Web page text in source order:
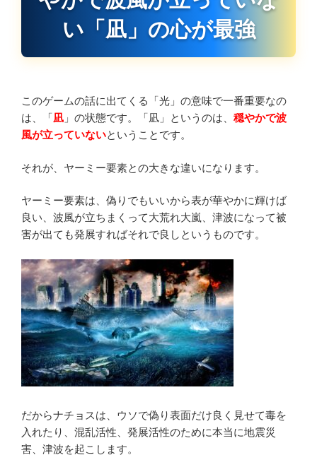
い「凪」の心が最強
このゲームの話に出てくる「光」の意味で一番重要なの
は、「凪 」の状態です。「凪」というのは、 穏やかで波
風が立っていないということです。
それが、ヤーミー要素との大きな違いになります。
ヤーミー要素は、偽りでもいいから表が華やかに輝けば
良い、波風が立ちまくって大荒れ大嵐、津波になって被
害が出ても発展すればそれで良しというものです。
だからナチョスは、ウソで偽り表面だけ良く見せて毒を
入れたり、混乱活性、発展活性のために本当に地震災
害、津波を起こします。